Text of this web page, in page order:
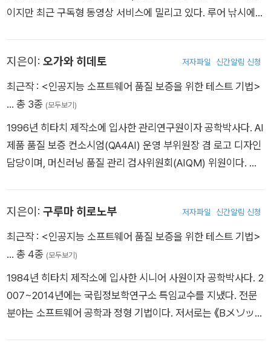
이지만 최근 구독형 동영상 서비스에 밀리고 있다. 루어 낚시에도
지은이: 오가와 히데토 저자파일 신간알림 신청
최근작 : <인공지능 소프트웨어 품질 보증을 위한 테스트 기법>
… 총 3종 (모두보기)
1996년 히타치 제작소에 입사한 관리연구원이자 공학박사다. AI
제품 품질 보증 컨소시엄(QA4AI) 운영 부위원장 겸 로고 디자인
담당이며, 머신러닝 품질 관리 검사위원회(AIQM) 위원이다. 전
않는 그림 도구 수집과 저렴한 제품으로 밤하늘 촬영하기다.
지은이: 구루마 히로노부 저자파일 신간알림 신청
최근작 : <인공지능 소프트웨어 품질 보증을 위한 테스트 기법>
… 총 4종 (모두보기)
1984년 히타치 제작소에 입사한 시니어 사원이자 공학박사다. 2
007~2014년에는 국립정보학연구소 특임교수를 지냈다. 전문
분야는 소프트웨어 공학과 정형 기법이다. 저서로는 《Bメソッド